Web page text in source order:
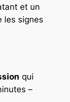
et un
les signes
qui
–